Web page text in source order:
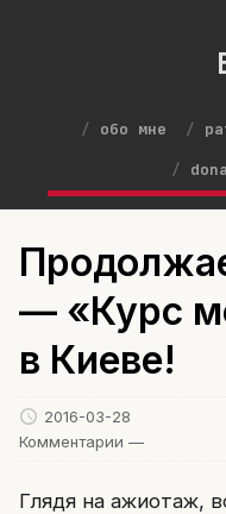
обо мне
— «Курс
в Киеве!
2016-03-28
Комментарии —
Глядя на ажиотаж,